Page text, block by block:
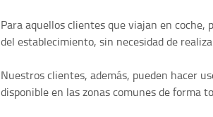
Para aquellos clientes que viajan en
del establecimiento, sin necesidad de
Nuestros clientes, además, pueden hacer
disponible en las zonas comunes de forma